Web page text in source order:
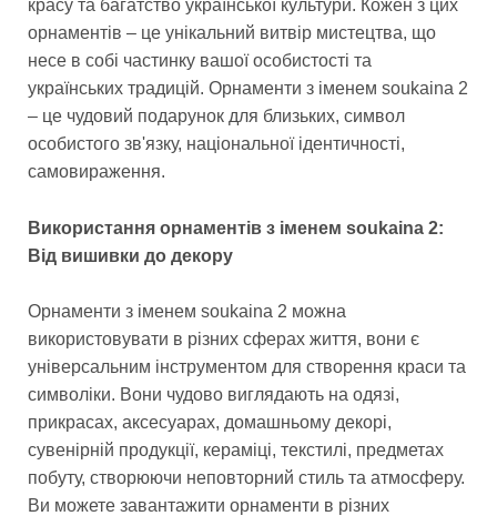
красу та багатство української культури. Кожен з цих
орнаментів – це унікальний витвір мистецтва, що
несе в собі частинку вашої особистості та
українських традицій. Орнаменти з іменем soukaina 2
– це чудовий подарунок для близьких, символ
особистого зв'язку, національної ідентичності,
самовираження.
Використання орнаментів з іменем soukaina 2:
Від вишивки до декору
Орнаменти з іменем soukaina 2 можна
використовувати в різних сферах життя, вони є
універсальним інструментом для створення краси та
символіки. Вони чудово виглядають на одязі,
прикрасах, аксесуарах, домашньому декорі,
сувенірній продукції, кераміці, текстилі, предметах
побуту, створюючи неповторний стиль та атмосферу.
Ви можете завантажити орнаменти в різних